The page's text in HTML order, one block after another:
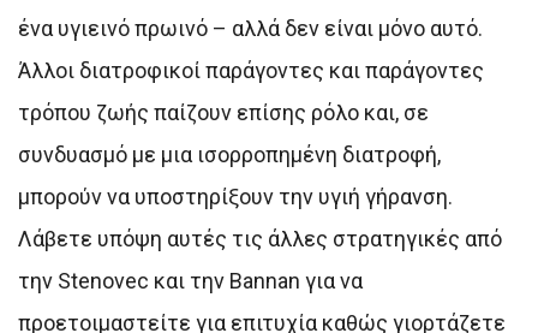
ένα υγιεινό πρωινό – αλλά δεν είναι μόνο αυτό.
Άλλοι διατροφικοί παράγοντες και παράγοντες
τρόπου ζωής παίζουν επίσης ρόλο και, σε
συνδυασμό με μια ισορροπημένη διατροφή,
μπορούν να υποστηρίξουν την υγιή γήρανση.
Λάβετε υπόψη αυτές τις άλλες στρατηγικές από
την Stenovec και την Bannan για να
προετοιμαστείτε για επιτυχία καθώς γιορτάζετε